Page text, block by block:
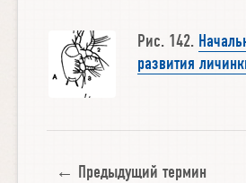
Рис. 142.
развития
← Предыдущий термин